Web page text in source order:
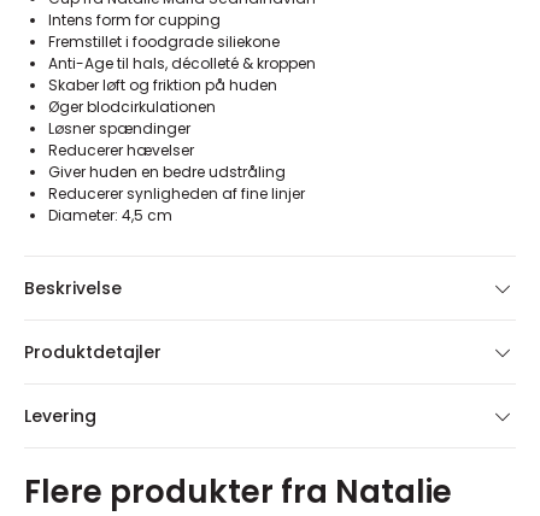
Intens form for cupping
Fremstillet i foodgrade siliekone
Anti-Age til hals, décolleté & kroppen
Skaber løft og friktion på huden
Øger blodcirkulationen
Løsner spændinger
Reducerer hævelser
Giver huden en bedre udstråling
Reducerer synligheden af fine linjer
Diameter: 4,5 cm
Beskrivelse
Produktdetajler
Levering
Flere produkter fra Natalie